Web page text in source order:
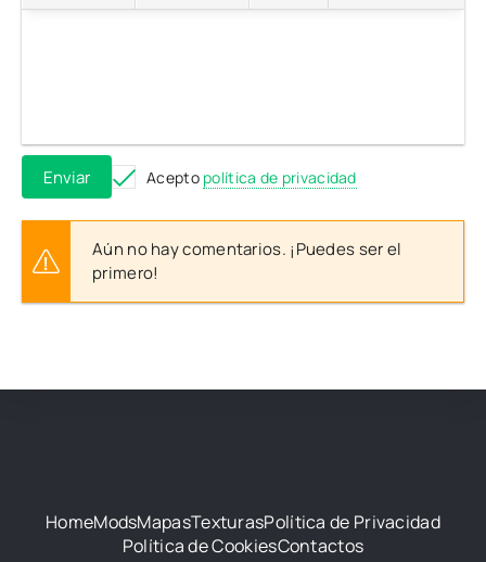
Enviar Acepto política de privacidad
Aún no hay comentarios. ¡Puedes ser el
primero!
HomeModsMapasTexturasPolítica de Privacidad
Política de CookiesContactos